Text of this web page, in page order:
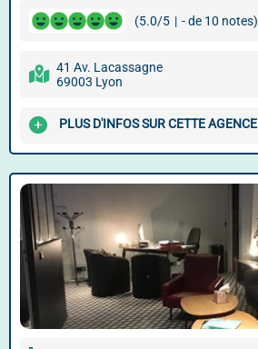
(5.0/5 | - de 10 notes)
41 Av. Lacassagne
69003 Lyon
PLUS D'INFOS SUR CETTE AGENCE